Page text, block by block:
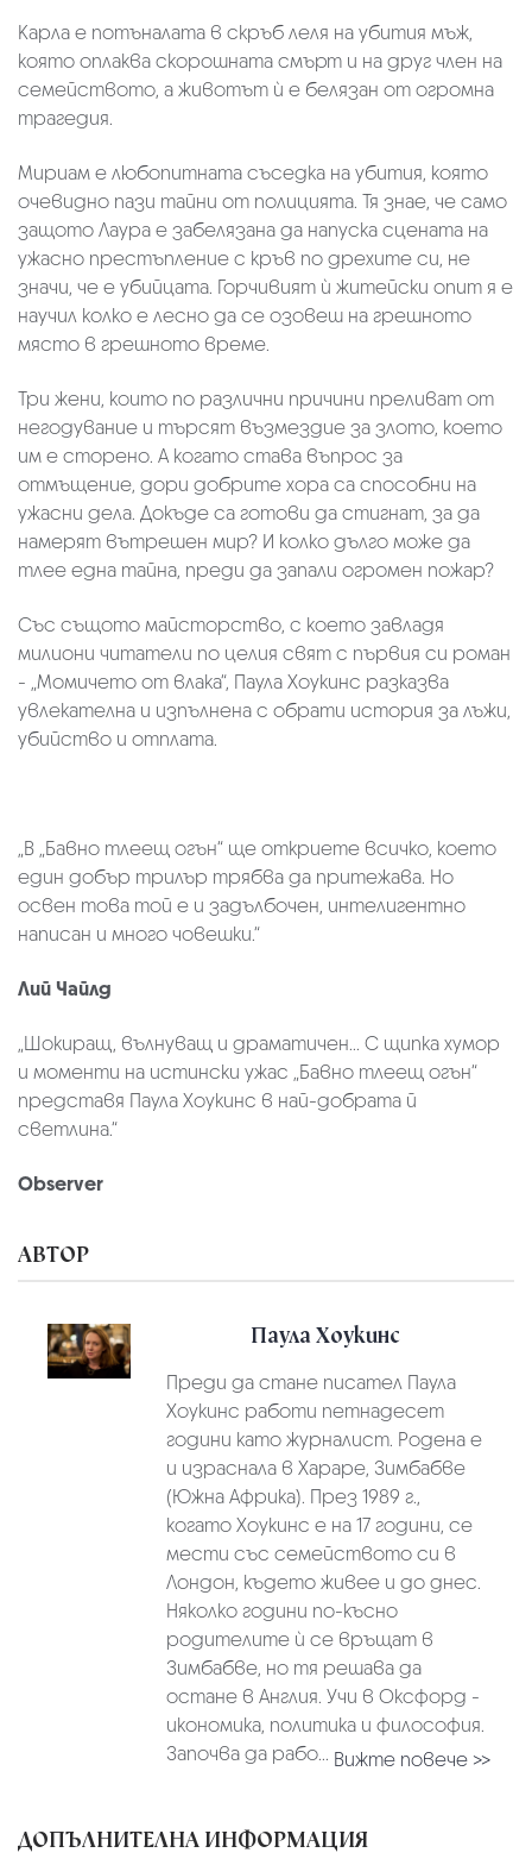
Карла е потъналата в скръб леля на убития мъж,
която оплаква скорошната смърт и на друг член на
семейството, а животът ѝ е белязан от огромна
трагедия.
Мириам e любопитната съседка на убития, която
очевидно пази тайни от полицията. Тя знае, че само
защото Лаура е забелязана да напуска сцената на
ужасно престъпление с кръв по дрехите си, не
значи, че е убийцата. Горчивият ѝ житейски опит я е
научил колко е лесно да се озовеш на грешното
място в грешното време.
Три жени, които по различни причини преливат от
негодувание и търсят възмездие за злото, което
им е сторено. А когато става въпрос за
отмъщение, дори добрите хора са способни на
ужасни дела. Докъде са готови да стигнат, за да
намерят вътрешен мир? И колко дълго може да
тлее една тайна, преди да запали огромен пожар?
Със същото майсторство, с което завладя
милиони читатели по целия свят с първия си роман
- „Момичето от влака“, Паула Хоукинс разказва
увлекателна и изпълнена с обрати история за лъжи,
убийство и отплата.
„В „Бавно тлеещ огън“ ще откриете всичко, което
един добър трилър трябва да притежава. Но
освен това той е и задълбочен, интелигентно
написан и много човешки.“
Лий Чайлд
„Шокиращ, вълнуващ и драматичен... С щипка хумор
и моменти на истински ужас „Бавно тлеещ огън“
представя Паула Хоукинс в най-добрата й
светлина.“
Observer
АВТОР
Паула Хоукинс
Преди да стане писател Паула
Хоукинс работи петнадесет
години като журналист. Родена е
и израснала в Хараре, Зимбабве
(Южна Африка). През 1989 г.,
когато Хоукинс е на 17 години, се
мести със семейството си в
Лондон, където живее и до днес.
Няколко години по-късно
родителите ѝ се връщат в
Зимбабве, но тя решава да
остане в Англия. Учи в Оксфорд -
икономика, политика и философия.
Започва да рабо... Вижте повече >>
ДОПЪЛНИТЕЛНА ИНФОРМАЦИЯ